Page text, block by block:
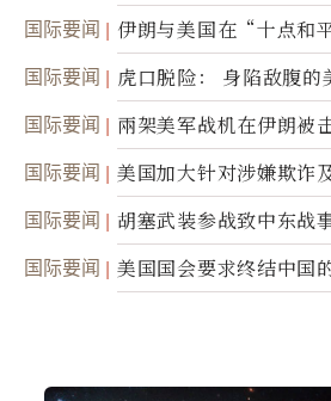
接技术转让
国际要闻 伊朗与美国在“十点和
国际要闻 虎口脱险： 身陷敌腹的
国际要闻
兩架美军战机在伊朗被
踪
国际要闻
美国加大针对涉嫌欺诈
民权力度
国际要闻
胡塞武装参战致中东战
面入侵的可能性
国际要闻 美国国会要求终结中国